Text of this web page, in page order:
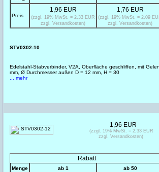
STV0302-10
Edelstahl-Stabverbinder, V2A, Oberfläche geschliffen, mit
mm, Ø Durchmesser außen D = 12 mm, H = 30
... mehr
Preis
1,96 EUR
(zzgl. 19% MwSt. = 2,33 EUR
zzgl. Versandkosten)
1,76 EUR
(zzgl. 19% MwSt. = 2,09
zzgl. Versandkosten)
Rabatt
Menge ab 1 ab 50
1,96 EUR
(zzgl. 19% MwSt. = 2,33 EUR
zzgl. Versandkosten)